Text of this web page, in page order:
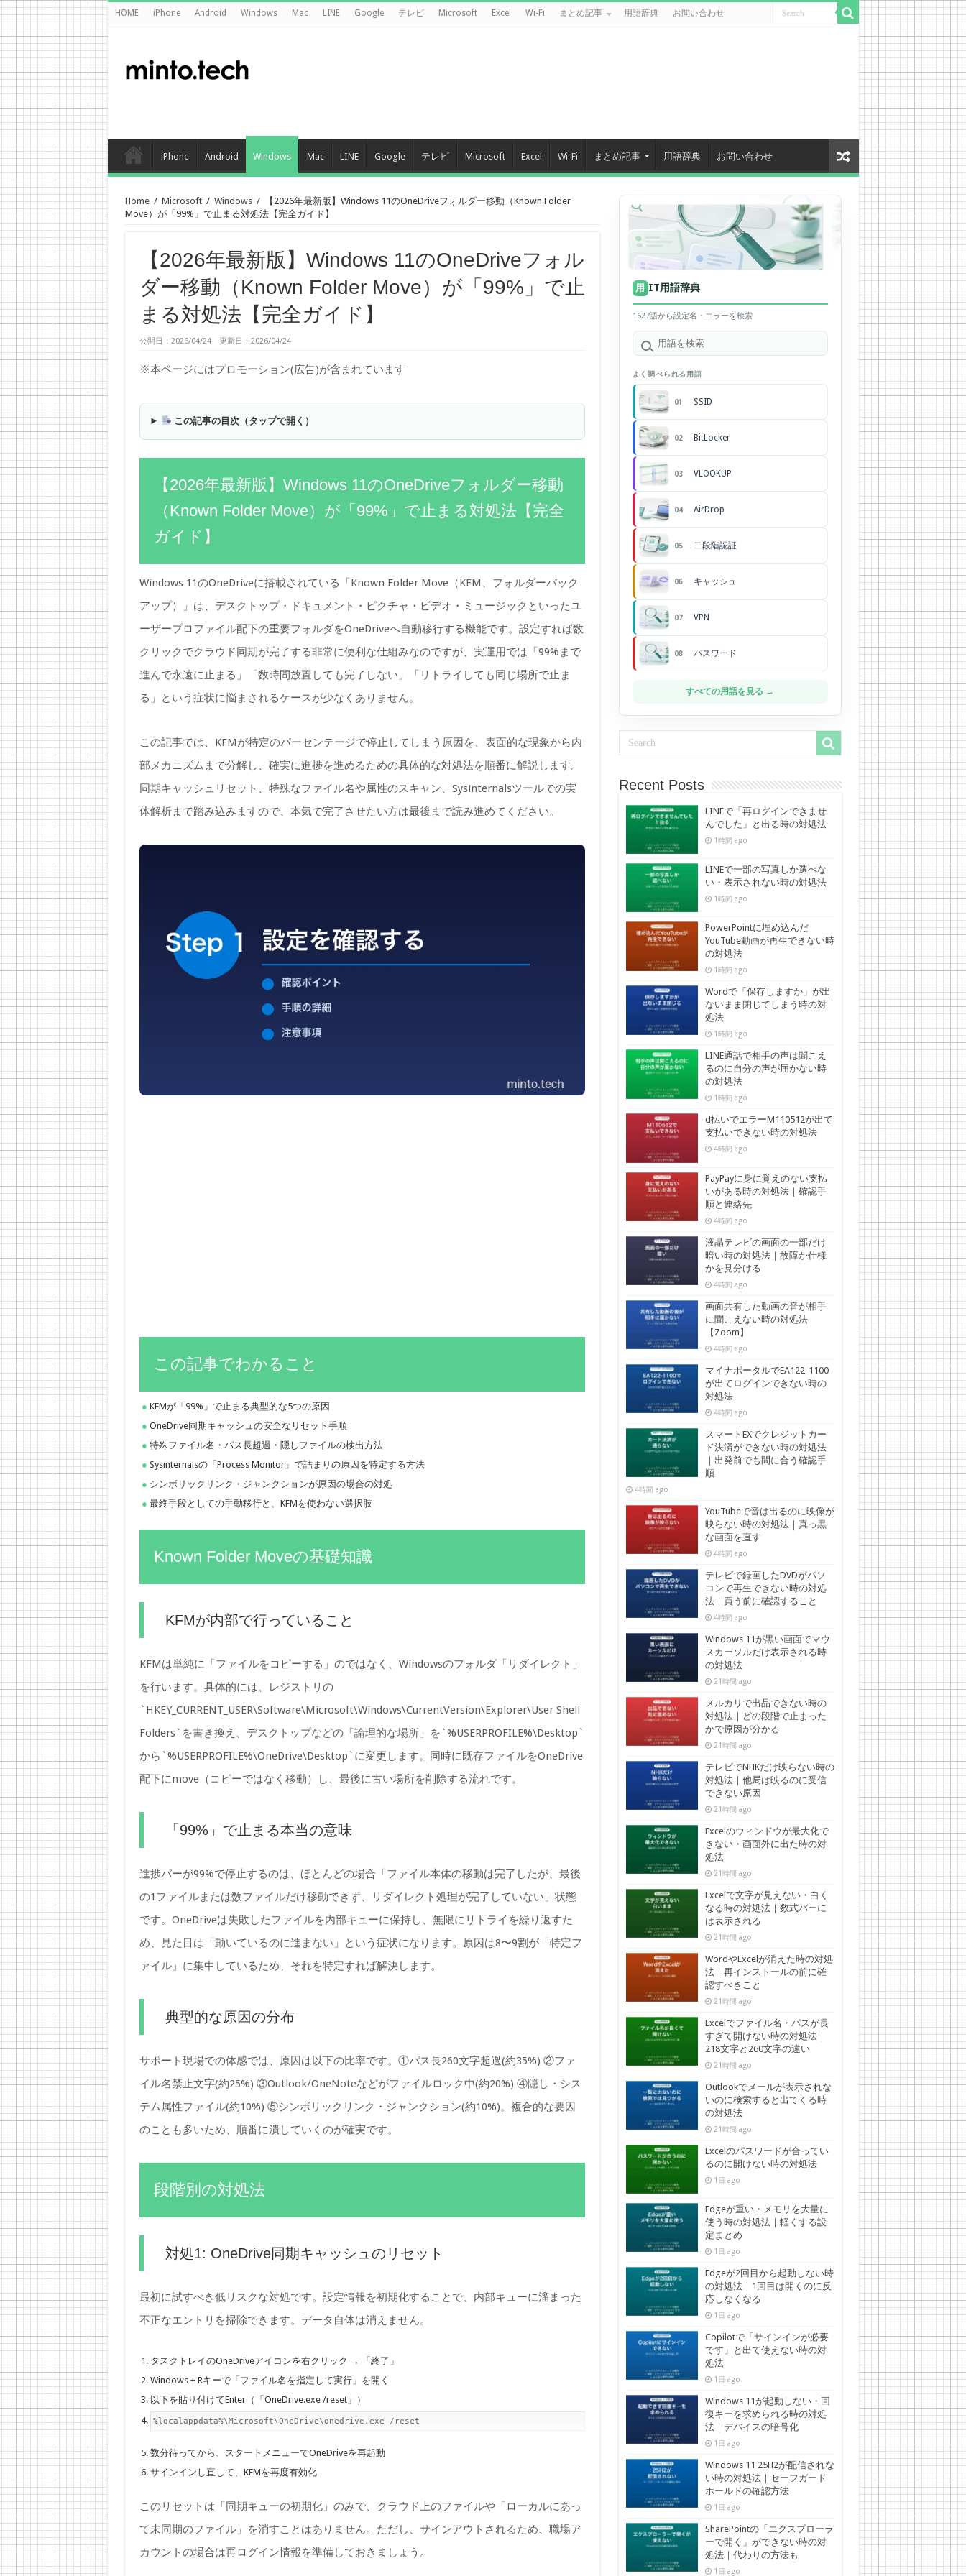
HOME iPhone Android Windows Mac LINE Google テレビ Microsoft Excel Wi-Fi まとめ記事 用語辞典 お問い合わせ
iPhone Android Windows Mac LINE Google テレビ Microsoft Excel Wi-Fi まとめ記事 用語辞典 お問い合わせ
Home / Microsoft / Windows /
【2026年最新版】Windows 11のOneDriveフォルダー移動（Known Folder
Move）が「99%」で止まる対処法【完全ガイド】
【2026年最新版】Windows 11のOneDriveフォル
ダー移動（Known Folder Move）が「99%」で止
まる対処法【完全ガイド】
公開日：2026/04/24 更新日：2026/04/24
※本ページにはプロモーション(広告)が含まれています
この記事の目次（タップで開く）
【2026年最新版】Windows 11のOneDriveフォルダー移動
（Known Folder Move）が「99%」で止まる対処法【完全
ガイド】
Windows 11のOneDriveに搭載されている「Known Folder Move（KFM、フォルダーバック
アップ）」は、デスクトップ・ドキュメント・ピクチャ・ビデオ・ミュージックといったユ
ーザープロファイル配下の重要フォルダをOneDriveへ自動移行する機能です。設定すれば数
クリックでクラウド同期が完了する非常に便利な仕組みなのですが、実運用では「99%まで
進んで永遠に止まる」「数時間放置しても完了しない」「リトライしても同じ場所で止ま
る」という症状に悩まされるケースが少なくありません。
この記事では、KFMが特定のパーセンテージで停止してしまう原因を、表面的な現象から内
部メカニズムまで分解し、確実に進捗を進めるための具体的な対処法を順番に解説します。
同期キャッシュリセット、特殊なファイル名や属性のスキャン、Sysinternalsツールでの実
体解析まで踏み込みますので、本気で完了させたい方は最後まで読み進めてください。
この記事でわかること
KFMが「99%」で止まる典型的な5つの原因
OneDrive同期キャッシュの安全なリセット手順
特殊ファイル名・パス長超過・隠しファイルの検出方法
Sysinternalsの「Process Monitor」で詰まりの原因を特定する方法
シンボリックリンク・ジャンクションが原因の場合の対処
最終手段としての手動移行と、KFMを使わない選択肢
Known Folder Moveの基礎知識
KFMが内部で行っていること
KFMは単純に「ファイルをコピーする」のではなく、Windowsのフォルダ「リダイレクト」
を行います。具体的には、レジストリの
`HKEY_CURRENT_USER\Software\Microsoft\Windows\CurrentVersion\Explorer\User Shell
Folders`を書き換え、デスクトップなどの「論理的な場所」を`%USERPROFILE%\Desktop`
から`%USERPROFILE%\OneDrive\Desktop`に変更します。同時に既存ファイルをOneDrive
配下にmove（コピーではなく移動）し、最後に古い場所を削除する流れです。
「99%」で止まる本当の意味
進捗バーが99%で停止するのは、ほとんどの場合「ファイル本体の移動は完了したが、最後
の1ファイルまたは数ファイルだけ移動できず、リダイレクト処理が完了していない」状態
です。OneDriveは失敗したファイルを内部キューに保持し、無限にリトライを繰り返すた
め、見た目は「動いているのに進まない」という症状になります。原因は8〜9割が「特定フ
ァイル」に集中しているため、それを特定すれば解決します。
典型的な原因の分布
サポート現場での体感では、原因は以下の比率です。①パス長260文字超過(約35%) ②ファ
イル名禁止文字(約25%) ③Outlook/OneNoteなどがファイルロック中(約20%) ④隠し・シス
テム属性ファイル(約10%) ⑤シンボリックリンク・ジャンクション(約10%)。複合的な要因
のことも多いため、順番に潰していくのが確実です。
段階別の対処法
対処1: OneDrive同期キャッシュのリセット
最初に試すべき低リスクな対処です。設定情報を初期化することで、内部キューに溜まった
不正なエントリを掃除できます。データ自体は消えません。
タスクトレイのOneDriveアイコンを右クリック → 「終了」
Windows + Rキーで「ファイル名を指定して実行」を開く
以下を貼り付けてEnter（「OneDrive.exe /reset」）
%localappdata%\Microsoft\OneDrive\onedrive.exe /reset
数分待ってから、スタートメニューでOneDriveを再起動
サインインし直して、KFMを再度有効化
このリセットは「同期キューの初期化」のみで、クラウド上のファイルや「ローカルにあっ
て未同期のファイル」を消すことはありません。ただし、サインアウトされるため、職場ア
カウントの場合は再ログイン情報を準備しておきましょう。
用 IT用語辞典
1627語から設定名・エラーを検索
よく調べられる用語
01 SSID
02 BitLocker
03 VLOOKUP
04 AirDrop
05 二段階認証
06 キャッシュ
07 VPN
08 パスワード
すべての用語を見る →
Recent Posts
LINEで「再ログインできませ
んでした」と出る時の対処法
1時間 ago
LINEで一部の写真しか選べな
い・表示されない時の対処法
1時間 ago
PowerPointに埋め込んだ
YouTube動画が再生できない時
の対処法
1時間 ago
Wordで「保存しますか」が出
ないまま閉じてしまう時の対
処法
1時間 ago
LINE通話で相手の声は聞こえ
るのに自分の声が届かない時
の対処法
1時間 ago
d払いでエラーM110512が出て
支払いできない時の対処法
4時間 ago
PayPayに身に覚えのない支払
いがある時の対処法｜確認手
順と連絡先
4時間 ago
液晶テレビの画面の一部だけ
暗い時の対処法｜故障か仕様
かを見分ける
4時間 ago
画面共有した動画の音が相手
に聞こえない時の対処法
【Zoom】
4時間 ago
マイナポータルでEA122-1100
が出てログインできない時の
対処法
4時間 ago
スマートEXでクレジットカー
ド決済ができない時の対処法
｜出発前でも間に合う確認手
順
4時間 ago
YouTubeで音は出るのに映像が
映らない時の対処法｜真っ黒
な画面を直す
4時間 ago
テレビで録画したDVDがパソ
コンで再生できない時の対処
法｜買う前に確認すること
4時間 ago
Windows 11が黒い画面でマウ
スカーソルだけ表示される時
の対処法
21時間 ago
メルカリで出品できない時の
対処法｜どの段階で止まった
かで原因が分かる
21時間 ago
テレビでNHKだけ映らない時の
対処法｜他局は映るのに受信
できない原因
21時間 ago
Excelのウィンドウが最大化で
きない・画面外に出た時の対
処法
21時間 ago
Excelで文字が見えない・白く
なる時の対処法｜数式バーに
は表示される
21時間 ago
WordやExcelが消えた時の対処
法｜再インストールの前に確
認すべきこと
21時間 ago
Excelでファイル名・パスが長
すぎて開けない時の対処法｜
218文字と260文字の違い
21時間 ago
Outlookでメールが表示されな
いのに検索すると出てくる時
の対処法
21時間 ago
Excelのパスワードが合ってい
るのに開けない時の対処法
1日 ago
Edgeが重い・メモリを大量に
使う時の対処法｜軽くする設
定まとめ
1日 ago
Edgeが2回目から起動しない時
の対処法｜1回目は開くのに反
応しなくなる
1日 ago
Copilotで「サインインが必要
です」と出て使えない時の対
処法
1日 ago
Windows 11が起動しない・回
復キーを求められる時の対処
法｜デバイスの暗号化
1日 ago
Windows 11 25H2が配信されな
い時の対処法｜セーフガード
ホールドの確認方法
1日 ago
SharePointの「エクスプローラ
ーで開く」ができない時の対
処法｜代わりの方法も
1日 ago